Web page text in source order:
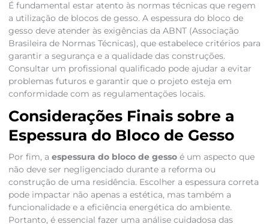
É fundamental estar atento às normas técnicas que regem
a utilização de blocos de gesso. A espessura do bloco de
gesso deve atender às exigências da ABNT (Associação
Brasileira de Normas Técnicas), que estabelece critérios para
garantir a segurança e a qualidade das construções.
Consultar um profissional qualificado pode ajudar a evitar
problemas futuros e garantir que o projeto esteja em
conformidade com as regulamentações locais.
Considerações Finais sobre a
Espessura do Bloco de Gesso
Por fim, a espessura do bloco de gessoé um aspecto que
não deve ser negligenciado durante a reforma ou
construção de uma residência. Escolher a espessura correta
pode impactar não apenas a estética, mas também a
funcionalidade e a eficiência energética do ambiente.
Portanto, é essencial fazer uma análise cuidadosa das